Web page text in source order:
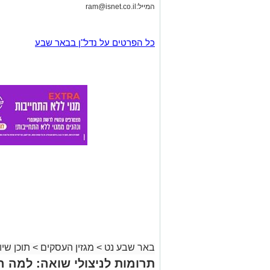
המייל:ram@isnet.co.il
כל הפרטים על נדל"ן בבאר שבע
באר שבע נט > מגזין העסקים > תוכן
תרומות לניצולי שואה: למה